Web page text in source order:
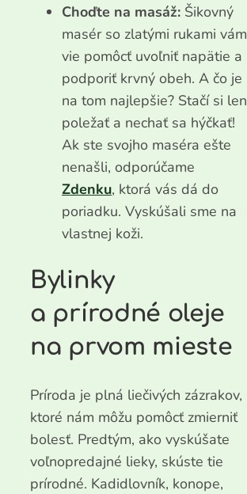
Choďte na masáž: Šikovný
masér so zlatými rukami vám
vie pomôcť uvoľniť napätie a
podporiť krvný obeh. A čo je
na tom najlepšie? Stačí si len
poležať a nechať sa hýčkať!
Ak ste svojho maséra ešte
nenašli, odporúčame
Zdenku, ktorá vás dá do
poriadku. Vyskúšali sme na
vlastnej koži.
Bylinky
a prírodné oleje
na prvom mieste
Príroda je plná liečivých zázrakov,
ktoré nám môžu pomôcť zmierniť
bolesť. Predtým, ako vyskúšate
voľnopredajné lieky, skúste tie
prírodné. Kadidlovník, konope,